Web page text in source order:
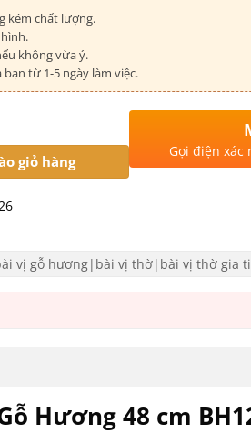
kém chất lượng.
không vừa ý.
bạn từ 1-5 ngày làm việc.
giỏ hàng
Gọi điện xác
vị gỗ hương|bài vị thờ|bài vị thờ gia
Hương 48 cm